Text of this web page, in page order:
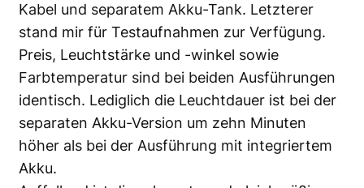
Kabel und separatem Akku-Tank. Letzterer
stand mir für Testaufnahmen zur Verfügung.
Preis, Leuchtstärke und -winkel sowie
Farbtemperatur sind bei beiden Ausführungen
identisch. Lediglich die Leuchtdauer ist bei der
separaten Akku-Version um zehn Minuten
höher als bei der Ausführung mit integriertem
Akku.